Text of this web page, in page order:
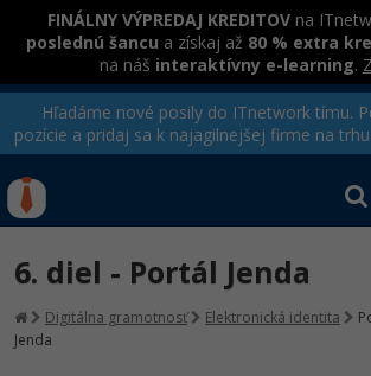
FINÁLNY VÝPREDAJ KREDITOV na
poslednú šancu a získaj až 80 % extra
na náš interaktívny e-learning.
Hľadáme nové posily do ITnetwork tímu.
pozície a pridaj sa k najagilnejšej firme na
Rekvalifikačné kurzy
hradené úradom práce
Príbehy absolventov
Prihlásiť sa Registrovať
6. diel - Portál Jenda
Digitálna gramotnosť Elektronická identita
Jenda